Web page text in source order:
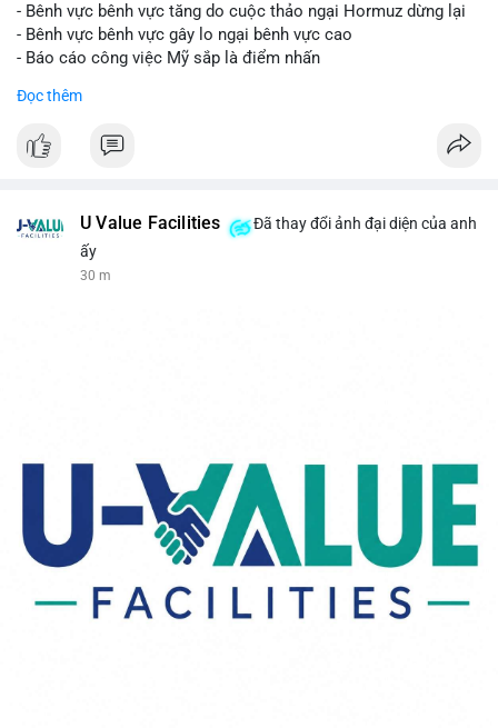
- Bênh vực bênh vực tăng do cuộc thảo ngại Hormuz dừng lại
- Bênh vực bênh vực gây lo ngại bênh vực cao
- Báo cáo công việc Mỹ sắp là điểm nhấn
$btc#btc
#vlikevn #titanbot
Đọc thêm
U Value Facilities
Đã thay đổi ảnh đại diện của anh
ấy
30 m